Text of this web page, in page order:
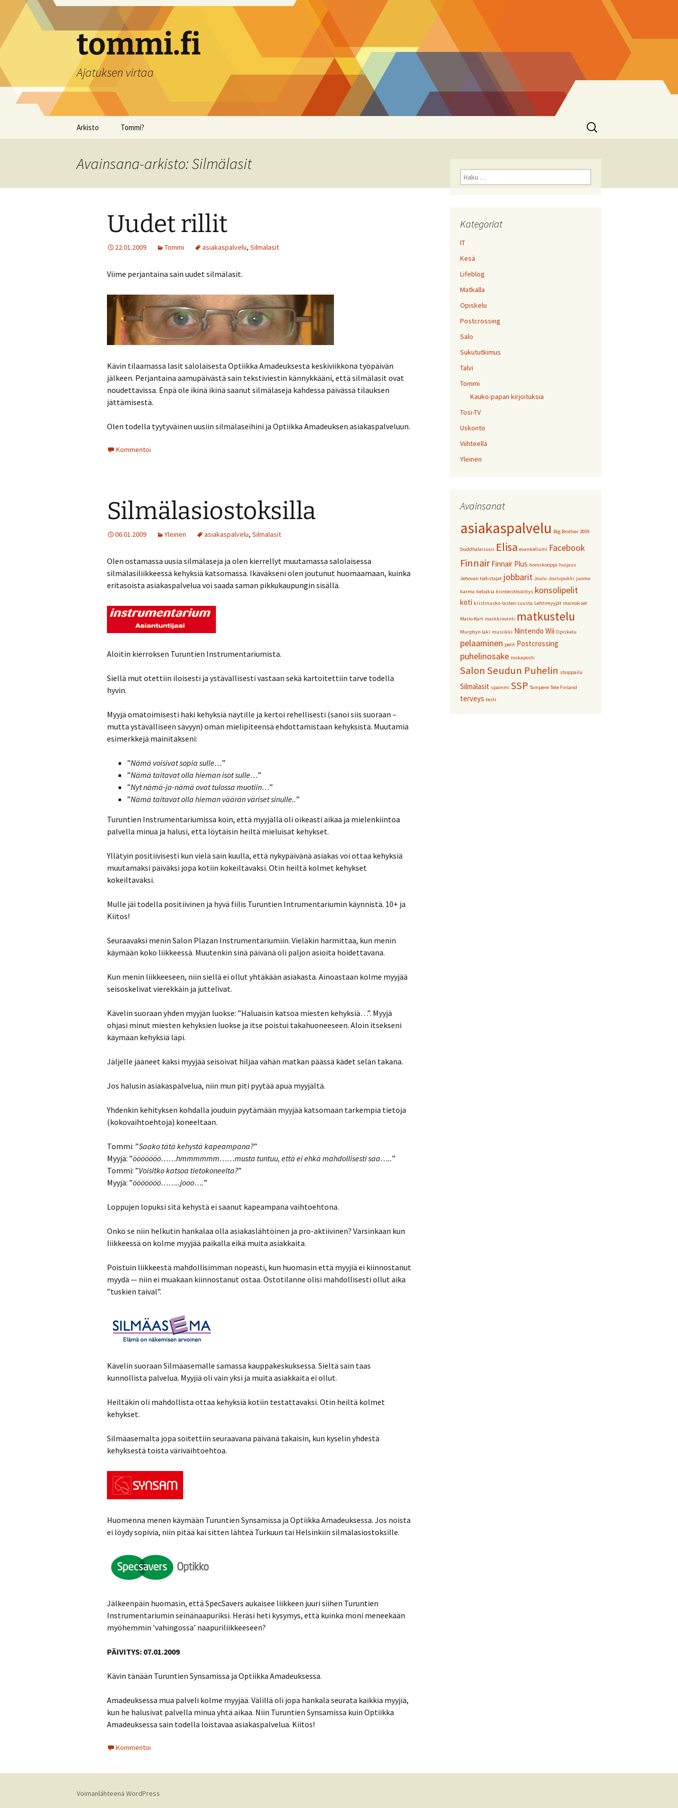
sisältöön
tommi.fi
Ajatuksen virtaa
Arkisto Tommi?
Haku:
Avainsana-arkisto: Silmälasit
Uudet rillit
22.01.2009 Tommi asiakaspalvelu, Silmälasit
Viime perjantaina sain uudet silmälasit.
Kävin tilaamassa lasit salolaisesta Optiikka Amadeuksesta keskiviikkona työpäivän
jälkeen. Perjantaina aamupäivästä sain tekstiviestin kännykkääni, että silmälasit ovat
noudettavissa. Enpä ole ikinä ikinä saanut silmälaseja kahdessa päivässä tilauksen
jättämisestä.
Olen todella tyytyväinen uusiin silmälaseihini ja Optiikka Amadeuksen asiakaspalveluun.
Kommentoi
Silmälasiostoksilla
06.01.2009 Yleinen asiakaspalvelu, Silmälasit
Olen ostamassa uusia silmälaseja ja olen kierrellyt muutamassa salolaisessa
silmälasiliikkeessä kehyksiä katsomassa. Ikäväkseni olen joutunut huomaamaan, kuinka
eritasoista asiakaspalvelua voi saada saman pikkukaupungin sisällä.
Aloitin kierroksen Turuntien Instrumentariumista.
Siellä mut otettiin iloisesti ja ystävällisesti vastaan sekä kartoitettiin tarve todella
hyvin.
Myyjä omatoimisesti haki kehyksiä näytille ja kertoi rehellisesti (sanoi siis suoraan –
mutta ystävälliseen sävyyn) oman mielipiteensä ehdottamistaan kehyksistä. Muutamia
esimerkkejä mainitakseni:
”Nämä voisivat sopia sulle…”
”Nämä taitavat olla hieman isot sulle…”
”Nyt nämä-ja-nämä ovat tulossa muotiin…”
”Nämä taitavat olla hieman väärän väriset sinulle..”
Turuntien Instrumentariumissa koin, että myyjällä oli oikeasti aikaa ja mielenkiintoa
palvella minua ja halusi, että löytäisin heiltä mieluisat kehykset.
Yllätyin positiivisesti kun vielä sain kuulla, että nykypäivänä asiakas voi ottaa kehyksiä
muutamaksi päiväksi jopa kotiin kokeiltavaksi. Otin heiltä kolmet kehykset
kokeiltavaksi.
Mulle jäi todella positiivinen ja hyvä fiilis Turuntien Intrumentariumin käynnistä. 10+ ja
Kiitos!
Seuraavaksi menin Salon Plazan Instrumentariumiin. Vieläkin harmittaa, kun menin
käymään koko liikkeessä. Muutenkin sinä päivänä oli paljon asioita hoidettavana.
Kun menin liikkeeseen, niin siellä ei ollut yhtäkään asiakasta. Ainoastaan kolme myyjää
seisoskelivat vierekkäin ja juttelivat.
Kävelin suoraan yhden myyjän luokse: ”Haluaisin katsoa miesten kehyksiä…”. Myyjä
ohjasi minut miesten kehyksien luokse ja itse poistui takahuoneeseen. Aloin itsekseni
käymään kehyksiä läpi.
Jäljelle jääneet kaksi myyjää seisoivat hiljaa vähän matkan päässä kädet selän takana.
Jos halusin asiakaspalvelua, niin mun piti pyytää apua myyjältä.
Yhdenkin kehityksen kohdalla jouduin pyytämään myyjää katsomaan tarkempia tietoja
(kokovaihtoehtoja) koneeltaan.
Tommi: ”Saako tätä kehystä kapeampana?”
Myyjä: ”ööööööö……hmmmmmm……musta tuntuu, että ei ehkä mahdollisesti saa…..”
Tommi: ”Voisitko katsoa tietokoneelta?”
Myyjä: ”ööööööö……..jooo….”
Loppujen lopuksi sitä kehystä ei saanut kapeampana vaihtoehtona.
Onko se niin helkutin hankalaa olla asiakaslähtöinen ja pro-aktiivinen? Varsinkaan kun
liikkeessä on kolme myyjää paikalla eikä muita asiakkaita.
Poistuin liikkeestä mahdollisimman nopeasti, kun huomasin että myyjiä ei kiinnostanut
myydä — niin ei muakaan kiinnostanut ostaa. Ostotilanne olisi mahdollisesti ollut aika
”tuskien taival”.
Kävelin suoraan Silmäasemalle samassa kauppakeskuksessa. Sieltä sain taas
kunnollista palvelua. Myyjiä oli vain yksi ja muita asiakkaita ei ollut.
Heiltäkin oli mahdollista ottaa kehyksiä kotiin testattavaksi. Otin heiltä kolmet
kehykset.
Silmäasemalta jopa soitettiin seuraavana päivänä takaisin, kun kyselin yhdestä
kehyksestä toista värivaihtoehtoa.
Huomenna menen käymään Turuntien Synsamissa ja Optiikka Amadeuksessa. Jos noista
ei löydy sopivia, niin pitää kai sitten lähteä Turkuun tai Helsinkiin silmälasiostoksille.
Jälkeenpäin huomasin, että SpecSavers aukaisee liikkeen juuri siihen Turuntien
Instrumentariumin seinänaapuriksi. Heräsi heti kysymys, että kuinka moni meneekään
myöhemmin ’vahingossa’ naapuriliikkeeseen?
PÄIVITYS: 07.01.2009
Kävin tänään Turuntien Synsamissa ja Optiikka Amadeuksessa.
Amadeuksessa mua palveli kolme myyjää. Välillä oli jopa hankala seurata kaikkia myyjiä,
kun he halusivat palvella minua yhtä aikaa. Niin Turuntien Synsamissa kuin Optiikka
Amadeuksessa sain todella loistavaa asiakaspalvelua. Kiitos!
Kommentoi
Haku:
Kategoriat
IT
Kesä
Lifeblog
Matkalla
Opiskelu
Postcrossing
Salo
Sukututkimus
Talvi
Tommi
Kauko-papan kirjoituksia
Tosi-TV
Uskonto
Viihteellä
Yleinen
Avainsanat
asiakaspalvelu Big Brother 2009
buddhalaisuus Elisa evankeliumi Facebook
Finnair Finnair Plus horoskooppi huijaus
Jehovan todistajat jobbarit Joulu Joulupukki juoma
karma keliakia kiinteistövälitys konsolipelit
koti kristinusko lasten suusta Lehtimyyjät mainokset
Mario Kart markkinointi matkustelu
Murphyn laki musiikki Nintendo Wii Opiskelu
pelaaminen pelit Postcrossing
puhelinosake roskaposti
Salon Seudun Puhelin shoppailu
Silmälasit spammi SSP Tampere Tele Finland
terveys testi
Voimanlähteenä WordPress